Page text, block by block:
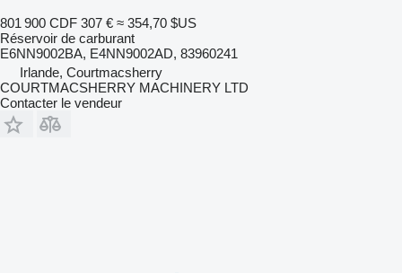
801 900 CDF 307 € ≈ 354,70 $US
Réservoir de carburant
E6NN9002BA, E4NN9002AD, 83960241
Irlande, Courtmacsherry
COURTMACSHERRY MACHINERY LTD
Contacter le vendeur